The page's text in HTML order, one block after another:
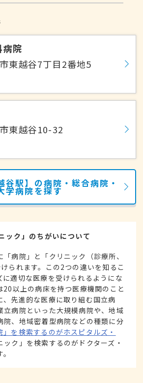
病院
東越谷7丁目2番地5
東越谷10-32
谷駅】の病院・総合病院・
学病院を探す
ック」のちがいについて
病院」と「クリニック（診療所、
られます。この2つの違いを知るこ
に適切な医療を受けられるようにな
20以上の病床を持つ医療機関のこと
、先進的な医療に取り組む国立病
立病院といった大規模病院や、地域
院、地域密着型病院などの種類に分
」を検索するのがホスピタルズ・
ック」を検索するのがドクターズ・